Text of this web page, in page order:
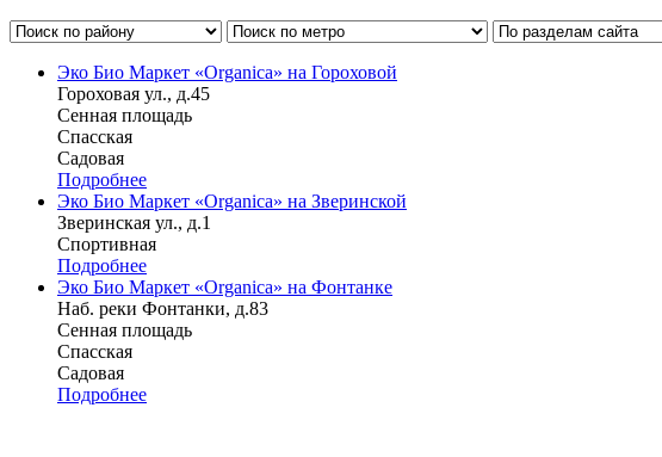
Эко Био Маркет «Organica» на Гороховой
Гороховая ул., д.45
Сенная площадь
Спасская
Садовая
Подробнее
Эко Био Маркет «Organica» на Зверинской
Зверинская ул., д.1
Спортивная
Подробнее
Эко Био Маркет «Organica» на Фонтанке
Наб. реки Фонтанки, д.83
Сенная площадь
Спасская
Садовая
Подробнее